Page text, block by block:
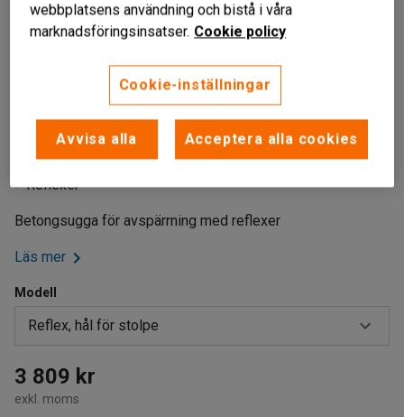
Betongsugga
EUR-pall
Reflexer
Betongsugga för avspärrning med reflexer
Läs mer
Modell
Reflex, hål för stolpe
Hål för stolpe
Reflex, hål för stolpe
3 809 kr
exkl. moms
webbplatsens användning och bistå i våra
marknadsföringsinsatser. Cookie policy
Cookie-inställningar
Avvisa alla Acceptera alla cookies